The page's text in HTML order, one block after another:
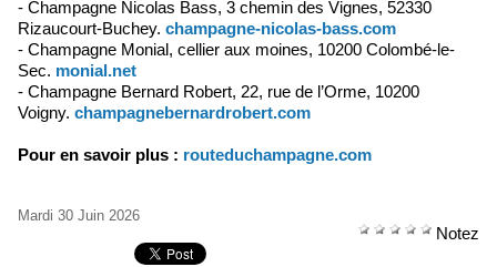
- Champagne Nicolas Bass, 3 chemin des Vignes, 52330
Rizaucourt-Buchey. champagne-nicolas-bass.com
- Champagne Monial, cellier aux moines, 10200 Colombé-le-
Sec. monial.net
- Champagne Bernard Robert, 22, rue de l’Orme, 10200
Voigny. champagnebernardrobert.com
Pour en savoir plus : routeduchampagne.com
Mardi 30 Juin 2026
Notez